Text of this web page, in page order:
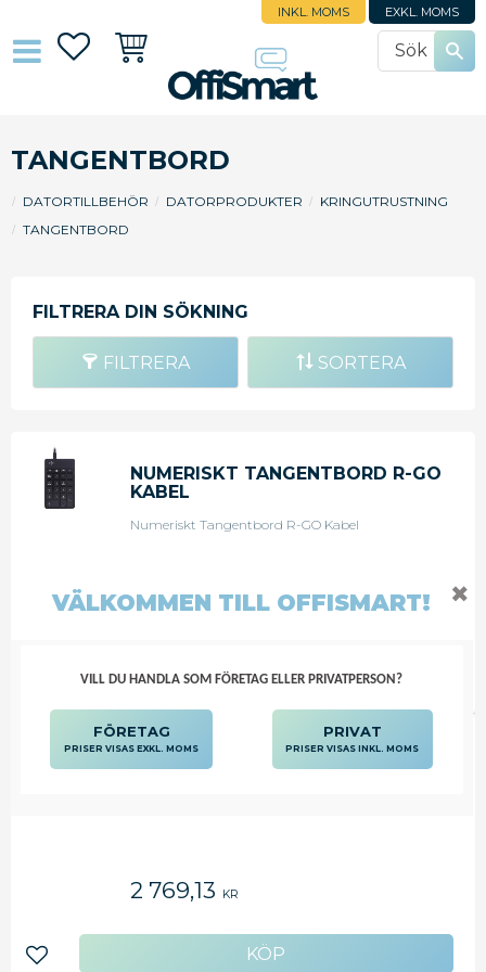
INKL. MOMS EXKL. MOMS
FavoriterKundvagn
TANGENTBORD
DATORTILLBEHÖR DATORPRODUKTER
KRINGUTRUSTNING
TANGENTBORD
FILTRERA SORTERA
NUMERISKT TANGENTBORD R-GO
KABEL
Numeriskt Tangentbord R-GO Kabel
802,50 KR
Lägg till i favoriter
TANGENTBORD CLEANERGO
MEDICAL TRÅDLÖS
2 769,13 KR
Lägg till i favoriter
VÄLKOMMEN TILL OFFISMART!
VILL DU HANDLA SOM FÖRETAG ELLER PRIVATPERSON?
FÖRETAG
PRISER VISAS EXKL. MOMS
PRIVAT
PRISER VISAS INKL. MOMS
✖